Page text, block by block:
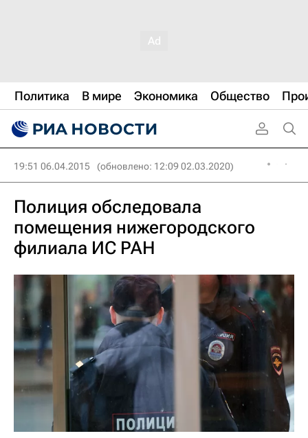
Политика В мире Экономика Общество
19:51 06.04.2015 (обновлено: 12:09 02.03.2020)
Полиция обследовала
помещения нижегородского
филиала ИС РАН